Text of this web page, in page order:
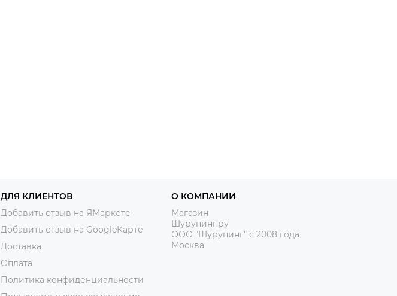
ДЛЯ КЛИЕНТОВ
Добавить отзыв на ЯМаркете
Добавить отзыв на GoogleКарте
Доставка
Оплата
Политика конфиденциальности
О КОМПАНИИ
Магазин
Шурупинг.ру
ООО "Шурупинг" с 2008 года
Москва